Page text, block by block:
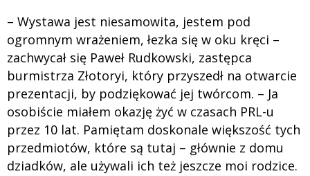
– Wystawa jest niesamowita, jestem pod
ogromnym wrażeniem, łezka się w oku kręci –
zachwycał się Paweł Rudkowski, zastępca
burmistrza Złotoryi, który przyszedł na otwarcie
prezentacji, by podziękować jej twórcom. – Ja
osobiście miałem okazję żyć w czasach PRL-u
przez 10 lat. Pamiętam doskonale większość tych
przedmiotów, które są tutaj – głównie z domu
dziadków, ale używali ich też jeszcze moi rodzice.